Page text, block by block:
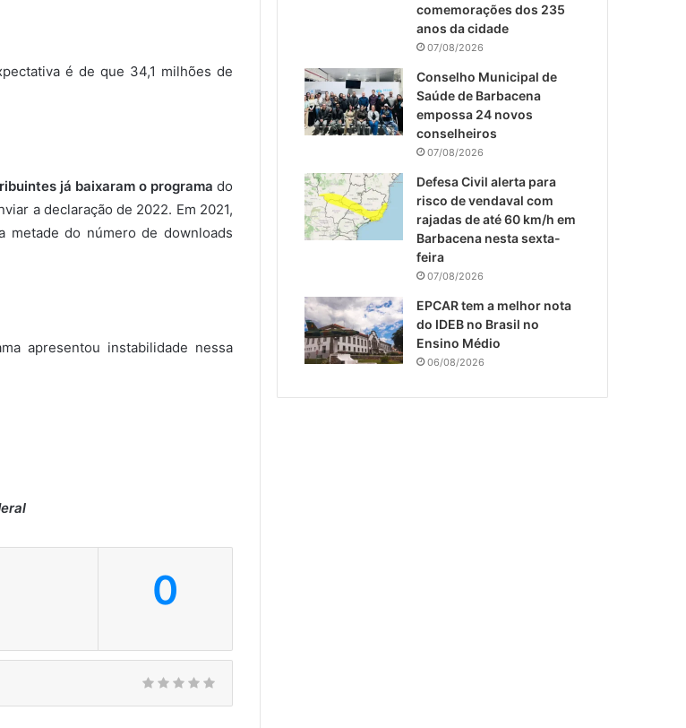
é de que 34,1 milhões de
já baixaram o programa do
a declaração de 2022. Em 2021,
metade do número de downloads
apresentou instabilidade nessa
0
comemorações dos 235
anos da cidade
07/08/2026
Conselho Municipal de
Saúde de Barbacena
empossa 24 novos
conselheiros
07/08/2026
Defesa Civil alerta para
risco de vendaval com
rajadas de até 60 km/h em
Barbacena nesta sexta-
feira
07/08/2026
EPCAR tem a melhor nota
do IDEB no Brasil no
Ensino Médio
06/08/2026